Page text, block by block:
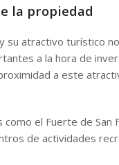
la propiedad
su atractivo turístico
a la hora de
a este
el Fuerte de
de actividades